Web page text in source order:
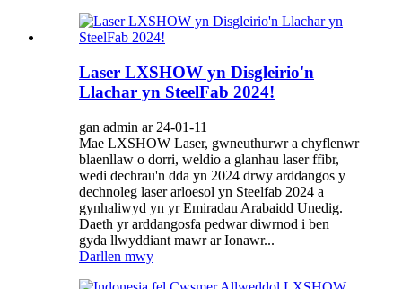
Laser LXSHOW yn Disgleirio'n
Llachar yn SteelFab 2024!
gan admin ar 24-01-11
Mae LXSHOW Laser, gwneuthurwr a chyflenwr
blaenllaw o dorri, weldio a glanhau laser ffibr,
wedi dechrau'n dda yn 2024 drwy arddangos y
dechnoleg laser arloesol yn Steelfab 2024 a
gynhaliwyd yn yr Emiradau Arabaidd Unedig.
Daeth yr arddangosfa pedwar diwrnod i ben
gyda llwyddiant mawr ar Ionawr...
Darllen mwy